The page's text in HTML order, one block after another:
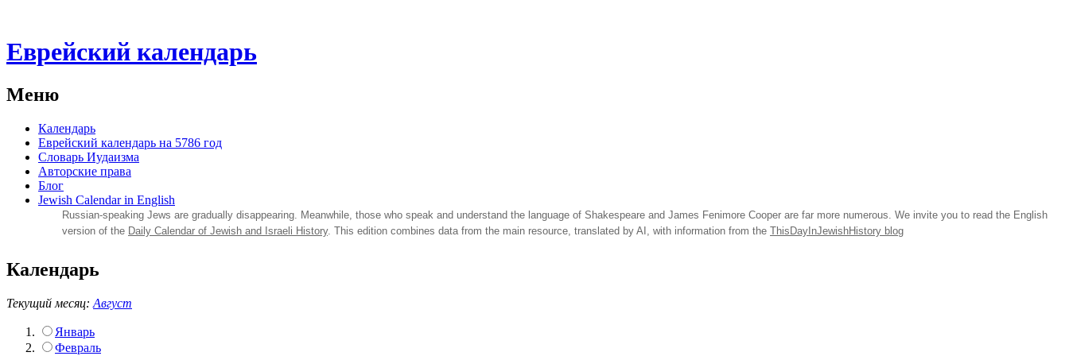
Еврейский календарь
Меню
Календарь
Еврейский календарь на 5786 год
Словарь Иудаизма
Авторские права
Блог
Jewish Calendar in English
Russian‑speaking Jews are gradually disappearing. Meanwhile, those who speak and understand the language of Shakespeare and James Fenimore Cooper are far more numerous. We invite you to read the English
version of the Daily Calendar of Jewish and Israeli History. This edition combines data from the main resource, translated by AI, with information from the ThisDayInJewishHistory blog
Календарь
Текущий месяц: Август
Январь
Февраль